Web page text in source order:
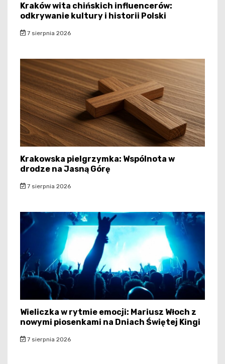
Kraków wita chińskich influencerów:
odkrywanie kultury i historii Polski
7 sierpnia 2026
Krakowska pielgrzymka: Wspólnota w
drodze na Jasną Górę
7 sierpnia 2026
Wieliczka w rytmie emocji: Mariusz Włoch z
nowymi piosenkami na Dniach Świętej Kingi
7 sierpnia 2026